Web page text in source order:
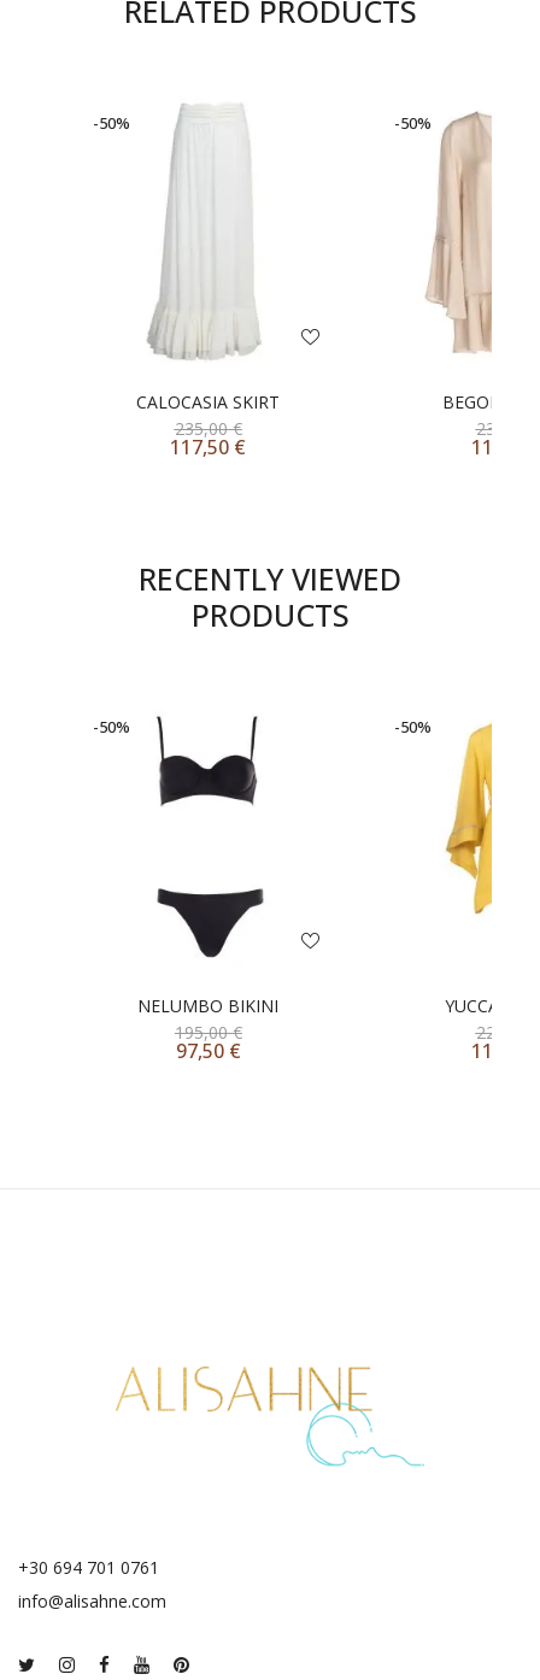
RELATED PRODUCTS
-50%
CALOCASIA SKIRT
235,00€
117,50 €
-50%
BEGONIA
235,00
117,50
RECENTLY VIEWED
PRODUCTS
-50%
NELUMBO BIKINI
195,00€
97,50 €
-50%
YUCCA
220,00
110,00
+30 694 701 0761
info@alisahne.com